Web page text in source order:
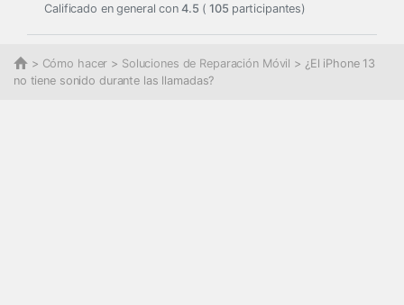
Calificado en general con 4.5 ( 105 participantes)
> Cómo hacer > Soluciones de Reparación Móvil > ¿El iPhone 13
no tiene sonido durante las llamadas?